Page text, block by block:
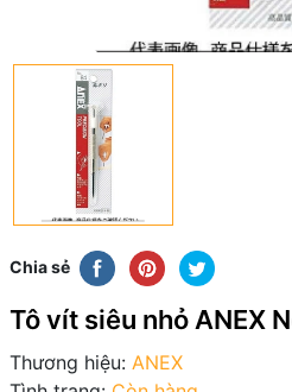
Chia sẻ
Tô vít siêu nhỏ ANEX
Thương hiệu: ANEX